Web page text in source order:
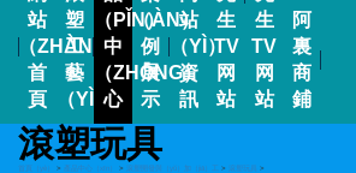
站
（ZHÀN）
首
頁
塑
工
藝
（YÌ）
（PǏN）
中
（ZHŌNG）
心
（ÀN）
例
展
示
站
（YÌ）
資
訊
生
TV
网
站
生
TV
网
站
阿
裏
商
鋪
滾塑玩具
首頁（yè） > 產品中心（xīn） > 滾塑開發與（yǔ）加（jiā）工 > 滾塑玩具 >